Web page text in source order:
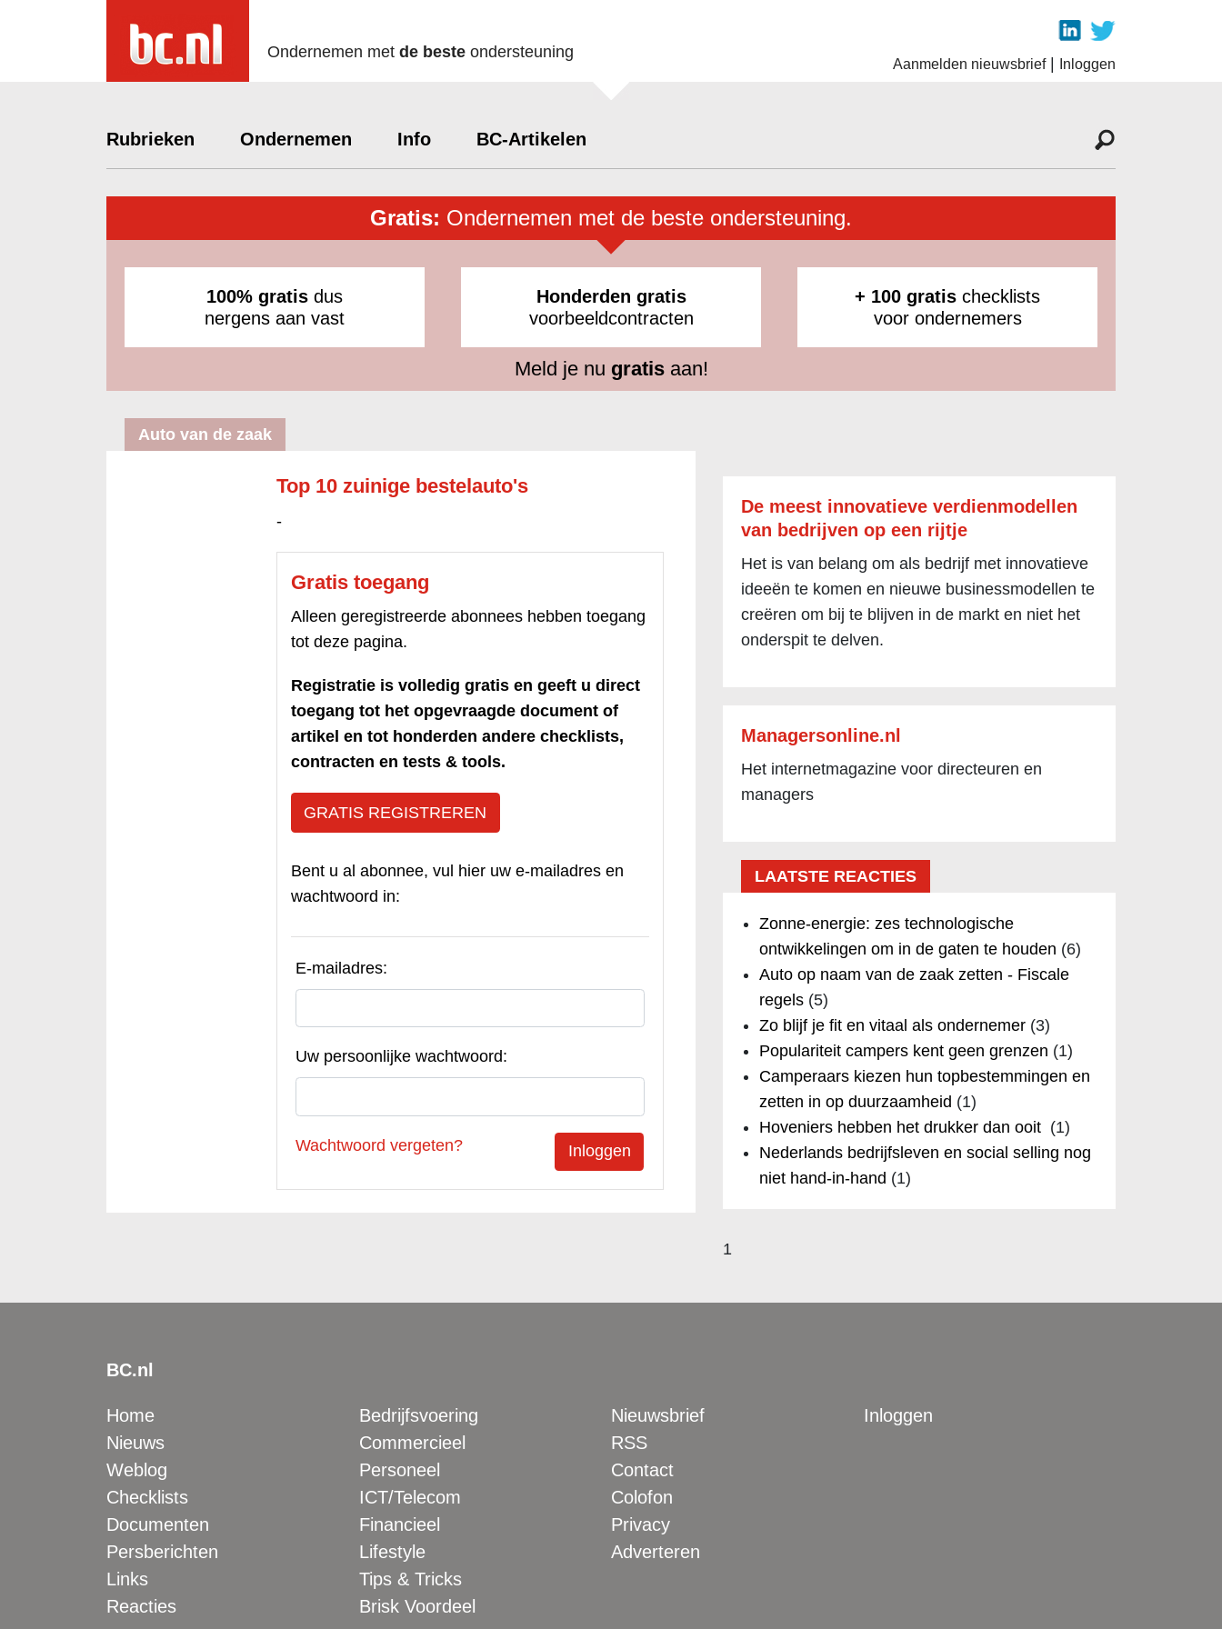
Ondernemen met de beste ondersteuning
Aanmelden nieuwsbrief| Inloggen
Rubrieken Ondernemen Info BC-Artikelen
Gratis: Ondernemen met de beste ondersteuning.
100% gratis dus
nergens aan vast
Honderden gratis
voorbeeldcontracten
+ 100 gratis checklists
voor ondernemers
Meld je nu gratisaan!
Auto van de zaak
Top 10 zuinige bestelauto's
-
Gratis toegang
Alleen geregistreerde abonnees hebben toegang
tot deze pagina.
Registratie is volledig gratis en geeft u direct
toegang tot het opgevraagde document of
artikel en tot honderden andere checklists,
contracten en tests & tools.
GRATIS REGISTREREN
Bent u al abonnee, vul hier uw e-mailadres en
wachtwoord in:
E-mailadres:
Uw persoonlijke wachtwoord:
Wachtwoord vergeten?
De meest innovatieve verdienmodellen
van bedrijven op een rijtje
Het is van belang om als bedrijf met innovatieve
ideeën te komen en nieuwe businessmodellen te
creëren om bij te blijven in de markt en niet het
onderspit te delven.
Managersonline.nl
Het internetmagazine voor directeuren en
managers
LAATSTE REACTIES
Zonne-energie: zes technologische
ontwikkelingen om in de gaten te houden (6)
Auto op naam van de zaak zetten - Fiscale
regels(5)
Zo blijf je fit en vitaal als ondernemer(3)
Populariteit campers kent geen grenzen (1)
Camperaars kiezen hun topbestemmingen en
zetten in op duurzaamheid (1)
Hoveniers hebben het drukker dan ooit (1)
Nederlands bedrijfsleven en social selling nog
niet hand-in-hand (1)
1
BC.nl
Home
Nieuws
Weblog
Checklists
Documenten
Persberichten
Links
Reacties
Bedrijfsvoering
Commercieel
Personeel
ICT/Telecom
Financieel
Lifestyle
Tips & Tricks
Brisk Voordeel
Nieuwsbrief
RSS
Contact
Colofon
Privacy
Adverteren
Inloggen